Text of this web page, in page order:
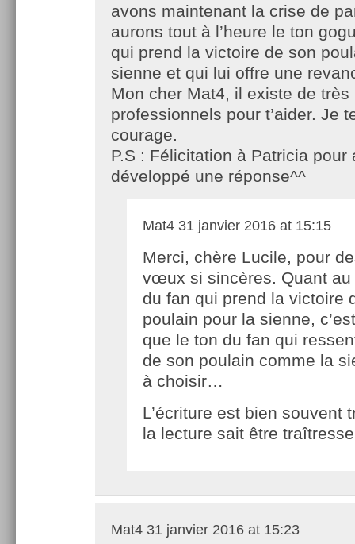
avons maintenant la crise de
aurons tout à l’heure le ton
qui prend la victoire de son
sienne et qui lui offre une
Mon cher Mat4, il existe de très
professionnels pour t’aider. Je
courage.
P.S : Félicitation à Patricia pour
développé une réponse^^
Mat4 31 janvier 2016 at 15:15
Merci, chère Lucile, pour
vœux si sincères. Quant au
du fan qui prend la victoire
poulain pour la sienne,
que le ton du fan qui
de son poulain comme la
à choisir…
L’écriture est bien souvent
la lecture sait être
Mat4 31 janvier 2016 at 15:23